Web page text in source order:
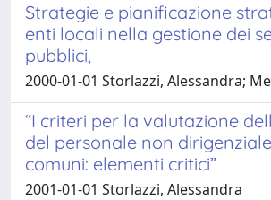
Strategie e pianificazione
enti locali nella gestione dei
pubblici,
2000-01-01 Storlazzi, Alessandra;
“I criteri per la valutazione
del personale non
comuni: elementi critici”
2001-01-01 Storlazzi, Alessandra